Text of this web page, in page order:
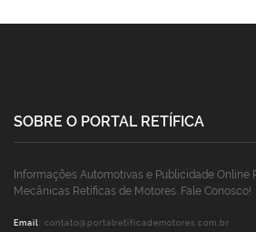
SOBRE O PORTAL RETÍFICA
Informações Automotivas e Publicidade Online
Mecânicas Retíficas de Motores. Fale Conosco!
Email: contato@portalretificademotores.com.br